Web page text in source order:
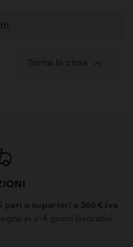
o superiori a 366€ iva
in 2-4 giorni lavorativi.